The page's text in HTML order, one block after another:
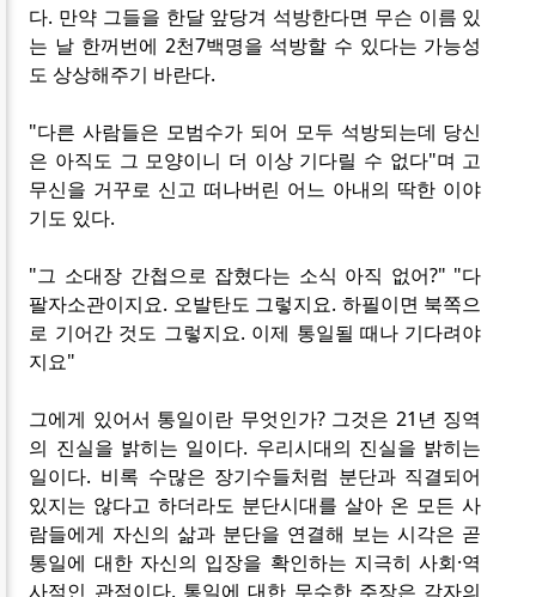
다. 만약 그들을 한달 앞당겨 석방한다면 무슨 이름 있
는 날 한꺼번에 2천7백명을 석방할 수 있다는 가능성
도 상상해주기 바란다.
"다른 사람들은 모범수가 되어 모두 석방되는데 당신
은 아직도 그 모양이니 더 이상 기다릴 수 없다"며 고
무신을 거꾸로 신고 떠나버린 어느 아내의 딱한 이야
기도 있다.
"그 소대장 간첩으로 잡혔다는 소식 아직 없어?" "다
팔자소관이지요. 오발탄도 그렇지요. 하필이면 북쪽으
로 기어간 것도 그렇지요. 이제 통일될 때나 기다려야
지요"
그에게 있어서 통일이란 무엇인가? 그것은 21년 징역
의 진실을 밝히는 일이다. 우리시대의 진실을 밝히는
일이다. 비록 수많은 장기수들처럼 분단과 직결되어
있지는 않다고 하더라도 분단시대를 살아 온 모든 사
람들에게 자신의 삶과 분단을 연결해 보는 시각은 곧
통일에 대한 자신의 입장을 확인하는 지극히 사회·역
사적인 관점이다. 통일에 대한 무수한 주장은 각자의